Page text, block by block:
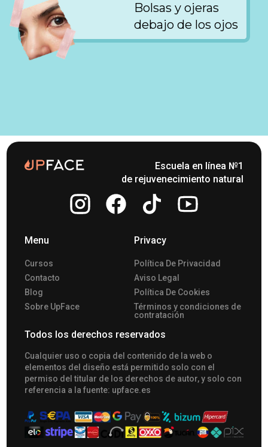
Bolsas y ojeras
debajo de los ojos
Escuela en línea №1
de rejuvenecimiento natural
Menu
Cursos
Contacto
Blog
Sobre UpFace
Privacy
Política De Privacidad
Aviso Legal
Política De Cookies
Términos y condiciones de
contratación
Todos los derechos reservados
Сualquier uso o copia del contenido de la web o
elementos del diseño está permitido solo con el
permiso del titular de los derechos de autor, y solo con
referencia a la fuente: upface.es